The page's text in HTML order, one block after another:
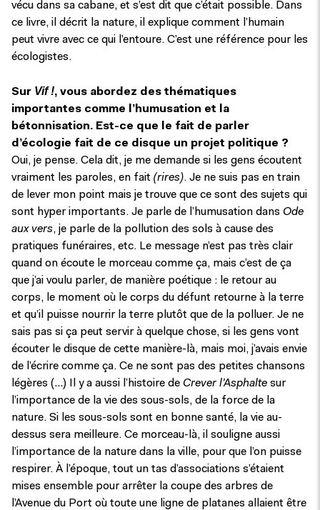
vécu dans sa cabane, et s’est dit que c’était possible. Dans
ce livre, il décrit la nature, il explique comment l’humain
peut vivre avec ce qui l’entoure. C’est une référence pour les
écologistes.
Sur Vif !, vous abordez des thématiques
importantes comme l’humusation et la
bétonnisation. Est-ce que le fait de parler
d’écologie fait de ce disque un projet politique ?
Oui, je pense. Cela dit, je me demande si les gens écoutent
vraiment les paroles, en fait (rires). Je ne suis pas en train
de lever mon point mais je trouve que ce sont des sujets qui
sont hyper importants. Je parle de l’humusation dans Ode
aux vers, je parle de la pollution des sols à cause des
pratiques funéraires, etc. Le message n’est pas très clair
quand on écoute le morceau comme ça, mais c’est de ça
que j’ai voulu parler, de manière poétique : le retour au
corps, le moment où le corps du défunt retourne à la terre
et qu’il puisse nourrir la terre plutôt que de la polluer. Je ne
sais pas si ça peut servir à quelque chose, si les gens vont
écouter le disque de cette manière-là, mais moi, j’avais envie
de l’écrire comme ça. Ce ne sont pas des petites chansons
légères (…) Il y a aussi l’histoire de Crever l’Asphalte sur
l’importance de la vie des sous-sols, de la force de la
nature. Si les sous-sols sont en bonne santé, la vie au-
dessus sera meilleure. Ce morceau-là, il souligne aussi
l’importance de la nature dans la ville, pour que l’on puisse
respirer. À l’époque, tout un tas d’associations s’étaient
mises ensemble pour arrêter la coupe des arbres de
l’Avenue du Port où toute une ligne de platanes allaient être